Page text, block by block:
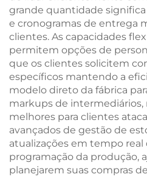
grande quantidade
e cronogramas de entrega
clientes. As capacidades
permitem opções de
que os clientes solicitem
específicos mantendo a
modelo direto da fábrica
markups de
melhores para clientes
avançados de gestão de
atualizações em tempo real
programação da produção,
planejarem suas compras